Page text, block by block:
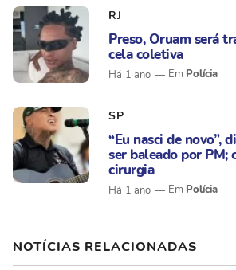
RJ
Preso, Oruam será
cela coletiva
Há 1 ano Polícia
SP
“Eu nasci de novo”,
ser baleado por PM;
cirurgia
Há 1 ano Polícia
NOTÍCIAS RELACIONADAS